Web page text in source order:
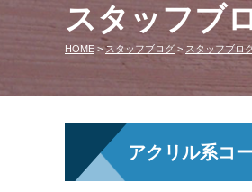
スタッフブ
HOME > スタッフブログ > スタッフブロ
アクリル系コ